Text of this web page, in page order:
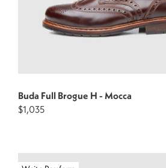
Buda Full Brogue H - Mocca
$1,035